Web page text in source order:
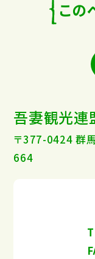
この
吾妻観光連
〒377-0424 群
664